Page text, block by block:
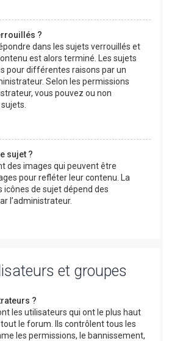
?
dans les sujets verrouillés et
est alors terminé. Les sujets
pour différentes raisons par un
Selon les permissions
vous pouvez ou non
sujet ?
des images qui peuvent être
pour refléter leur contenu. La
icônes de sujet dépend des
l’administrateur.
et groupes
?
les utilisateurs qui ont le plus haut
le forum. Ils contrôlent tous les
les permissions, le bannissement,